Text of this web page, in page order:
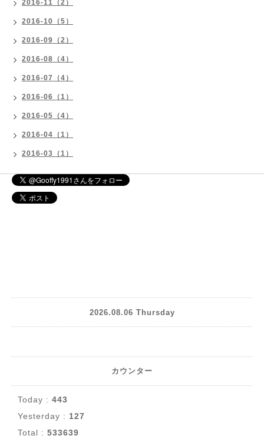
2016-11（2）
2016-10（5）
2016-09（2）
2016-08（4）
2016-07（4）
2016-06（1）
2016-05（4）
2016-04（1）
2016-03（1）
2026.08.06 Thursday
カウンター
Today : 443
Yesterday : 127
Total : 533639